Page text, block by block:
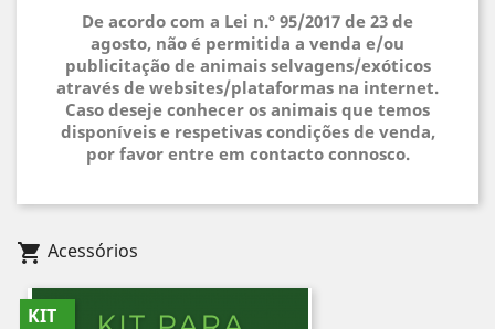
De acordo com a Lei n.º 95/2017 de 23 de
agosto, não é permitida a venda e/ou
publicitação de animais selvagens/exóticos
através de websites/plataformas na internet.
Caso deseje conhecer os animais que temos
disponíveis e respetivas condições de venda,
por favor entre em contacto connosco.
shopping_cart Acessórios
KIT